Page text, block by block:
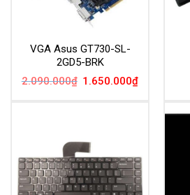
VGA Asus GT730-SL-
2GD5-BRK
2.090.000₫ Giá
1.650.000₫Giá
1.650.000₫.